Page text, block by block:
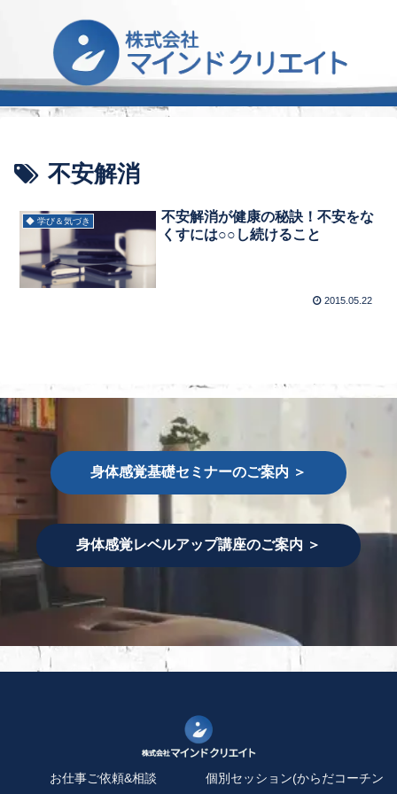
不安解消
◆ 学び＆気づき
不安解消が健康の秘訣！不安をな
くすには○○し続けること
2015.05.22
身体感覚基礎セミナーのご案内 ＞
身体感覚レベルアップ講座のご案内 ＞
お仕事ご依頼&相談
個別セッション(からだコーチン